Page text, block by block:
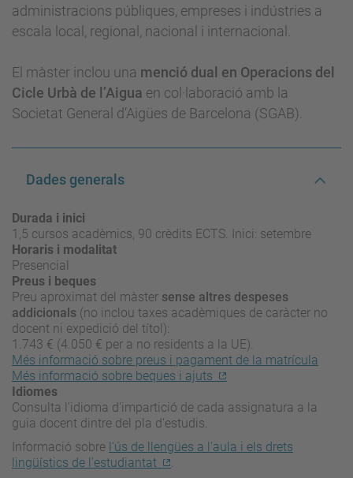
administracions públiques, empreses i indústries a
escala local, regional, nacional i internacional.
El màster inclou una menció dual en Operacions del
Cicle Urbà de l’Aigua en col·laboració amb la
Societat General d’Aigües de Barcelona (SGAB).
Dades generals
Durada i inici
1,5 cursos acadèmics, 90 crèdits ECTS. Inici: setembre
Horaris i modalitat
Presencial
Preus i beques
Preu aproximat del màster sense altres despeses
addicionals (no inclou taxes acadèmiques de caràcter no
docent ni expedició del títol):
1.743 € (4.050 € per a no residents a la UE).
Més informació sobre preus i pagament de la matrícula
Més informació sobre beques i ajuts
Idiomes
Consulta l'idioma d'impartició de cada assignatura a la
guia docent dintre del pla d'estudis.
Informació sobre l'ús de llengües a l'aula i els drets
lingüístics de l'estudiantat
.